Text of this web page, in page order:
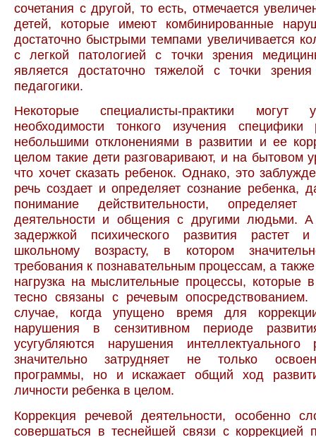
сочетания с другой, то есть, отмечается
детей, которые имеют комбинированные
достаточно быстрыми темпами увеличивается
с легкой патологией с точки зрения
является достаточно тяжелой с точки
педагогики.
Некоторые специалисты-практики могут
необходимости тонкого изучения
небольшими отклонениями в развитии и ее
целом такие дети разговаривают, и на бытовом
что хочет сказать ребенок. Однако, это
речь создает и определяет сознание ребенка,
понимание действительности, определяет
деятельности и общения с другими людьми.
задержкой психического развития растет
школьному возрасту, в котором
требования к познавательным процессам, а
нагрузка на мыслительные процессы, которые
тесно связаны с речевым
случае, когда упущено время для
нарушения в сензитивном периоде
усугубляются нарушения интеллектуального
значительно затрудняет не только
программы, но и искажает общий ход
личности ребенка в целом.
Коррекция речевой деятельности, особенно
совершаться в теснейшей связи с коррекцией